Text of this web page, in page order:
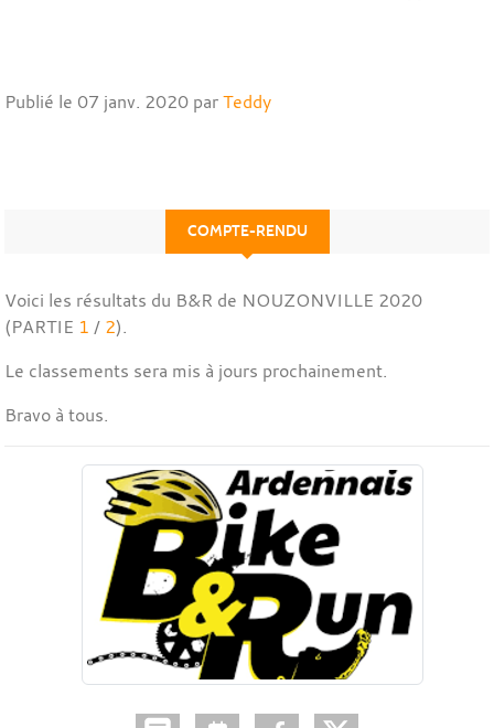
Publié le 07 janv. 2020 parTeddy
COMPTE-RENDU
Voici les résultats du B&R de NOUZONVILLE 2020
(PARTIE 1 / 2).
Le classements sera mis à jours prochainement.
Bravo à tous.